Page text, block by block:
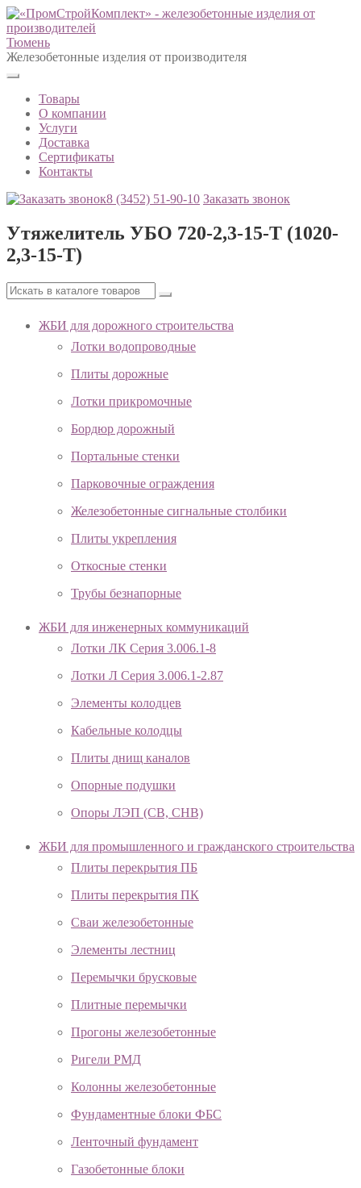
Тюмень
Железобетонные изделия от производителя
Товары
О компании
Услуги
Доставка
Сертификаты
Контакты
8 (3452) 51-90-10 Заказать звонок
Утяжелитель УБО 720-2,3-15-Т (1020-
2,3-15-Т)
ЖБИ для дорожного строительства
Лотки водопроводные
Плиты дорожные
Лотки прикромочные
Бордюр дорожный
Портальные стенки
Парковочные ограждения
Железобетонные сигнальные столбики
Плиты укрепления
Откосные стенки
Трубы безнапорные
ЖБИ для инженерных коммуникаций
Лотки ЛК Серия 3.006.1-8
Лотки Л Серия 3.006.1-2.87
Элементы колодцев
Кабельные колодцы
Плиты днищ каналов
Опорные подушки
Опоры ЛЭП (СВ, СНВ)
ЖБИ для промышленного и гражданского строительства
Плиты перекрытия ПБ
Плиты перекрытия ПК
Сваи железобетонные
Элементы лестниц
Перемычки брусковые
Плитные перемычки
Прогоны железобетонные
Ригели РМД
Колонны железобетонные
Фундаментные блоки ФБС
Ленточный фундамент
Газобетонные блоки